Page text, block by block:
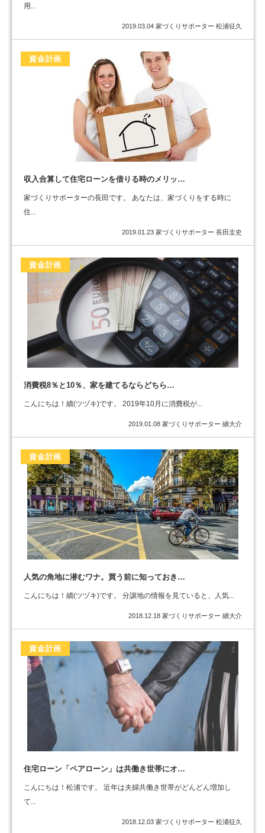
用...
2019.03.04 家づくりサポーター 松浦征久
資金計画
収入合算して住宅ローンを借りる時のメリッ…
家づくりサポーターの長田です。 あなたは、家づくりをする時に
住...
2019.01.23 家づくりサポーター 長田圭史
資金計画
消費税8％と10％、家を建てるならどちら…
こんにちは！續(ツヅキ)です。 2019年10月に消費税が...
2019.01.08 家づくりサポーター 續大介
資金計画
人気の角地に潜むワナ。買う前に知っておき…
こんにちは！續(ツヅキ)です。 分譲地の情報を見ていると、人気...
2018.12.18 家づくりサポーター 續大介
資金計画
住宅ローン「ペアローン」は共働き世帯にオ…
こんにちは！松浦です。 近年は夫婦共働き世帯がどんどん増加し
て...
2018.12.03 家づくりサポーター 松浦征久